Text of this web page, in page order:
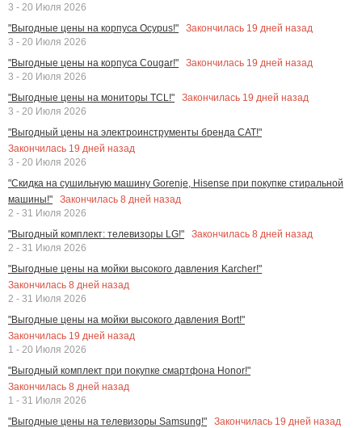
3 - 20 Июля 2026
"Выгодные цены на корпуса Ocypus!"
Закончилась 19 дней назад
3 - 20 Июля 2026
"Выгодные цены на корпуса Cougar!"
Закончилась 19 дней назад
3 - 20 Июля 2026
"Выгодные цены на мониторы TCL!"
Закончилась 19 дней назад
3 - 20 Июля 2026
"Выгодный цены на электроинструменты бренда CAT!"
Закончилась 19 дней назад
3 - 20 Июля 2026
"Скидка на сушильную машину Gorenje, Hisense при покупке стиральной
машины!"
Закончилась 8 дней назад
2 - 31 Июля 2026
"Выгодный комплект: телевизоры LG!"
Закончилась 8 дней назад
2 - 31 Июля 2026
"Выгодные цены на мойки высокого давления Karcher!"
Закончилась 8 дней назад
2 - 31 Июля 2026
"Выгодные цены на мойки высокого давления Bort!"
Закончилась 19 дней назад
1 - 20 Июля 2026
"Выгодный комплект при покупке смартфона Honor!"
Закончилась 8 дней назад
1 - 31 Июля 2026
"Выгодные цены на телевизоры Samsung!"
Закончилась 19 дней назад